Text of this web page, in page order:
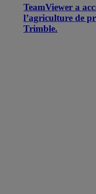
TeamViewer a
l’agriculture de
Trimble.